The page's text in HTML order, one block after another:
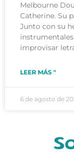
Melbourne
Catherine. Su
Junto con su
improvisar
LEER MÁS "
6 de agosto de